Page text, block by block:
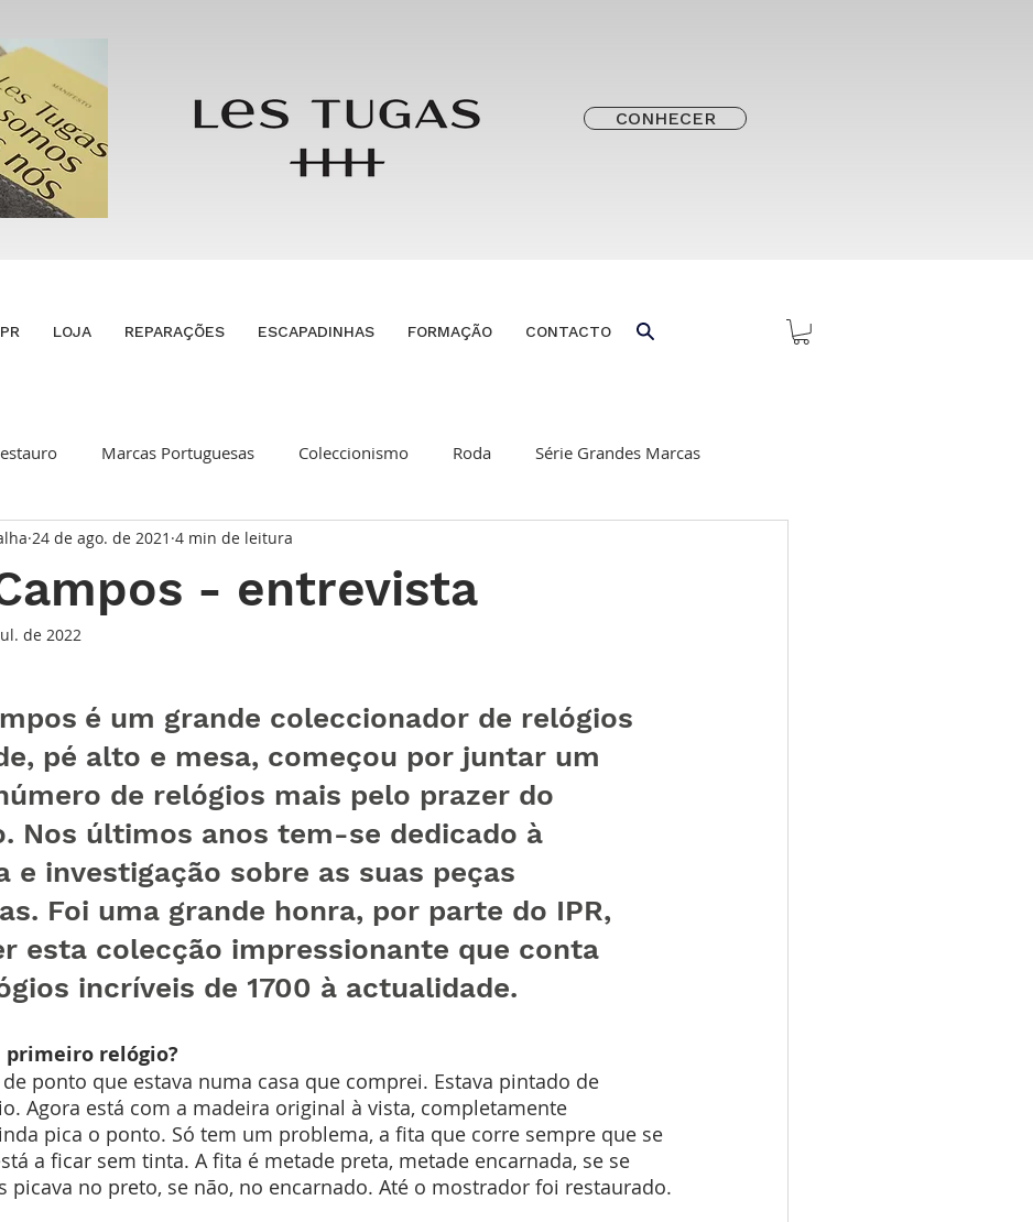
CONHECER
LOJA REPARAÇÕES ESCAPADINHAS FORMAÇÃO CONTACTO
Marcas Portuguesas Coleccionismo Roda Série Grandes Marcas
Destaque Principal Série Solares
Grandes Relojoeiros
- entrevista
24 de ago. de 2021 4 min de leitura
de 2022
NaN de 5 estrelas.
é um grande coleccionador de relógios
pé alto e mesa, começou por juntar um
de relógios mais pelo prazer do
Nos últimos anos tem-se dedicado à
e investigação sobre as suas peças
Foi uma grande honra, por parte do IPR,
esta colecção impressionante que conta
incríveis de 1700 à actualidade.
primeiro relógio?
ponto que estava numa casa que comprei. Estava pintado de
Agora está com a madeira original à vista, completamente
pica o ponto. Só tem um problema, a fita que corre sempre que se
a ficar sem tinta. A fita é metade preta, metade encarnada, se se
picava no preto, se não, no encarnado. Até o mostrador foi restaurado.